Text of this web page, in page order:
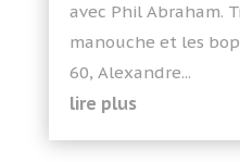
avec Phil Abraham.
manouche et les
60, Alexandre...
lire plus